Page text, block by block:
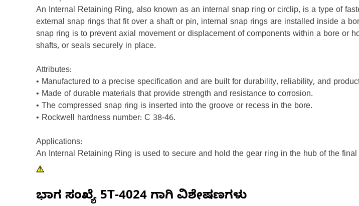
An Internal Retaining Ring, also known as an internal snap ring or circlip, is a type of
external snap rings that fit over a shaft or pin, internal snap rings are installed inside a
snap ring is to prevent axial movement or displacement of components within a bore or
shafts, or seals securely in place.
Attributes:
• Manufactured to a precise specification and are built for durability, reliability, and
• Made of durable materials that provide strength and resistance to corrosion.
• The compressed snap ring is inserted into the groove or recess in the bore.
• Rockwell hardness number: C 38-46.
Applications:
An Internal Retaining Ring is used to secure and hold the gear ring in the hub of the final
ಭಾಗ ಸಂಖ್ಯೆ 5T-4024 ಗಾಗಿ ವಿಶೇಷಣಗಳು